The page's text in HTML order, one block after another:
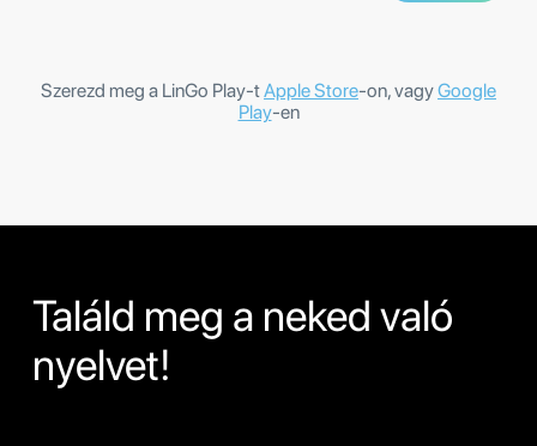
Szerezd meg a LinGo Play-tApple Store-on, vagyGoogle
Play-en
Találd meg a neked való
nyelvet!